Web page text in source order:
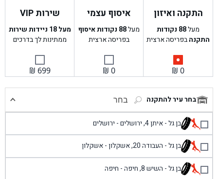
התקנה ואיזון
מעל88 נקודות
התקנהבפריסה ארצית
₪ 0
איסוף עצמי
מעל88 נקודות איסוף
בפריסה ארצית
₪ 0
שירות VIP
מעל 18 ניידות שירות
ממתינות לך בדרכים
₪ 699
בחר עיר להתקנה בחר
בן גל - איתן 4, ירושלים - ירושלים
בן גל - העבודה 20, אשקלון - אשקלון
בן גל - השיש 8, חיפה - חיפה